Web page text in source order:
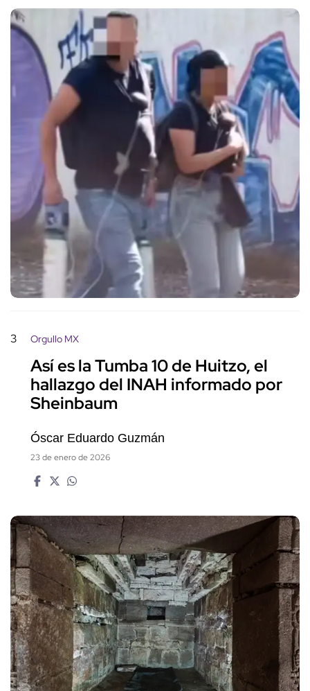
3 Orgullo MX
Así es la Tumba 10 de Huitzo, el
hallazgo del INAH informado por
Sheinbaum
Óscar Eduardo Guzmán
23 de enero de 2026